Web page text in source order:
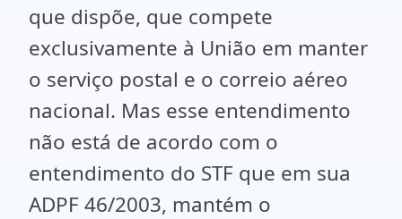
que dispõe, que compete
exclusivamente à União em manter
o serviço postal e o correio aéreo
nacional. Mas esse entendimento
não está de acordo com o
entendimento do STF que em sua
ADPF 46/2003, mantém o